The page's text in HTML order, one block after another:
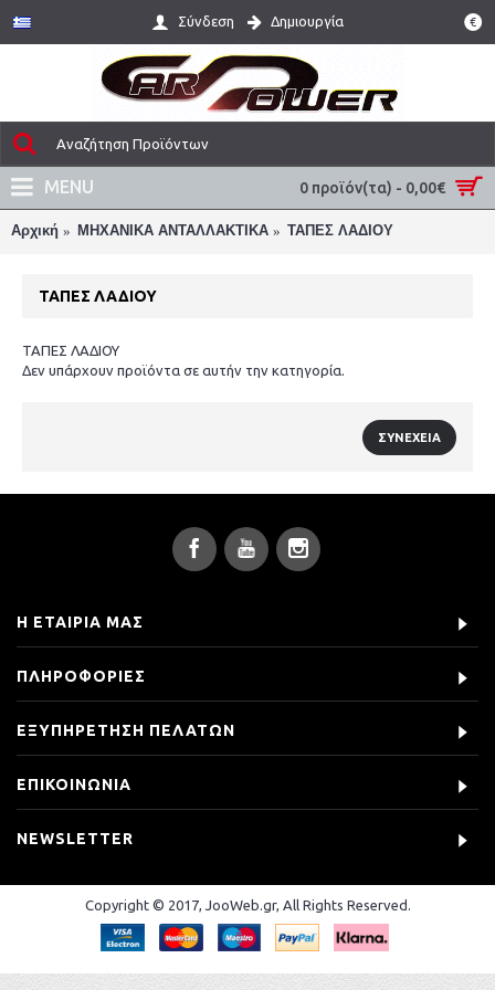
€
Σύνδεση Δημιουργία
0 προϊόν(τα) - 0,00€
MENU
Αρχική ΜΗΧΑΝΙΚΑ ΑΝΤΑΛΛΑΚΤΙΚΑ ΤΑΠΕΣ ΛΑΔΙΟΥ
ΤΑΠΕΣ ΛΑΔΙΟΥ
ΤΑΠΕΣ ΛΑΔΙΟΥ
Δεν υπάρχουν προϊόντα σε αυτήν την κατηγορία.
ΣΥΝΈΧΕΙΑ
Η ΕΤΑΙΡΊΑ ΜΑΣ
ΠΛΗΡΟΦΟΡΊΕΣ
ΕΞΥΠΗΡΈΤΗΣΗ ΠΕΛΑΤΏΝ
ΕΠΙΚΟΙΝΩΝΊΑ
NEWSLETTER
Copyright © 2017, JooWeb.gr, All Rights Reserved.